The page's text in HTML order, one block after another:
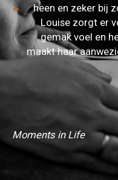
heen en zeker bij
Louise zorgt er
gemak voel en
maakt haar
Moments in Life